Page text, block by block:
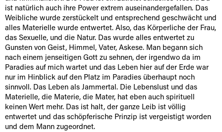
ist natürlich auch ihre Power extrem auseinandergefallen. Das
Weibliche wurde zerstückelt und entsprechend geschwächt und
alles Materielle wurde entwertet. Also, das Körperliche der Frau,
das Sexuelle, und die Natur. Das wurde alles entwertet zu
Gunsten von Geist, Himmel, Vater, Askese. Man begann sich
nach einem jenseitigen Gott zu sehnen, der irgendwo da im
Paradies auf mich wartet und das Leben hier auf der Erde war
nur im Hinblick auf den Platz im Paradies überhaupt noch
sinnvoll. Das Leben als Jammertal. Die Lebenslust und das
Materielle, die Materie, die Mater, hat eben auch spirituell
keinen Wert mehr. Das ist halt, der ganze Leib ist völlig
entwertet und das schöpferische Prinzip ist vergeistigt worden
und dem Mann zugeordnet.